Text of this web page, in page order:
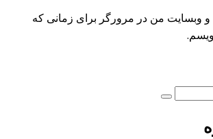
و وبسایت من در مرورگر برای زمانی که